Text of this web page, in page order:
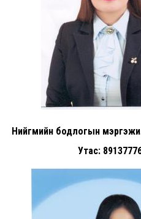
Нийгмийн бодлогын
Утас: